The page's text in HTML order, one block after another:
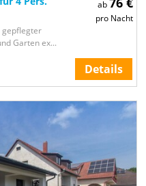
ab
pro Nacht
gepflegter
Garten ex...
Details